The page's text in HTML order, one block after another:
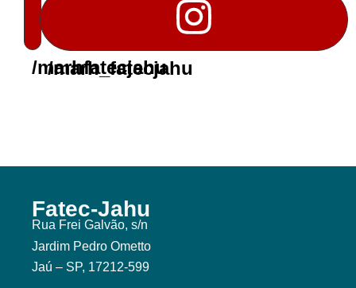
/marhfatecjahu
/marh_fatecjahu
Fatec-Jahu
Rua Frei Galvão, s/n
Jardim Pedro Ometto
Jaú – SP, 17212-599